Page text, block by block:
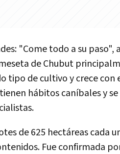
"Come todo a su paso",
de Chubut
tipo de cultivo y crece con
hábitos caníbales y
de 625 hectáreas cada
Fue confirmada